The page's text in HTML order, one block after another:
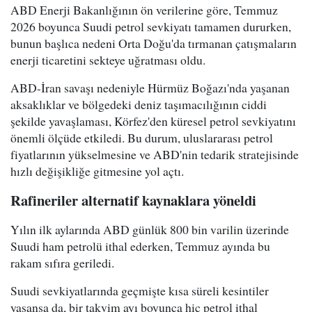
ABD Enerji Bakanlığının ön verilerine göre, Temmuz
2026 boyunca Suudi petrol sevkiyatı tamamen dururken,
bunun başlıca nedeni Orta Doğu'da tırmanan çatışmaların
enerji ticaretini sekteye uğratması oldu.
ABD-İran savaşı nedeniyle Hürmüz Boğazı'nda yaşanan
aksaklıklar ve bölgedeki deniz taşımacılığının ciddi
şekilde yavaşlaması, Körfez'den küresel petrol sevkiyatını
önemli ölçüde etkiledi. Bu durum, uluslararası petrol
fiyatlarının yükselmesine ve ABD'nin tedarik stratejisinde
hızlı değişikliğe gitmesine yol açtı.
Rafineriler alternatif kaynaklara yöneldi
Yılın ilk aylarında ABD günlük 800 bin varilin üzerinde
Suudi ham petrolü ithal ederken, Temmuz ayında bu
rakam sıfıra geriledi.
Suudi sevkiyatlarında geçmişte kısa süreli kesintiler
yaşansa da, bir takvim ayı boyunca hiç petrol ithal